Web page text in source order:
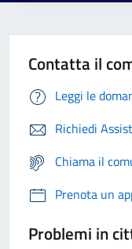
Contatta il
Leggi le
Richiedi
Chiama il
Prenota un
Problemi in